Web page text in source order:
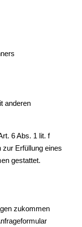
anderen
6 Abs. 1 lit. f
zur Erfüllung eines
gestattet.
zukommen